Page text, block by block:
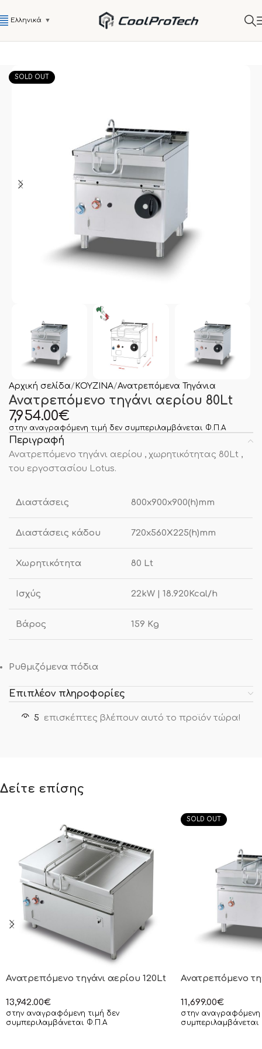
Ελληνικά ▼
SOLD OUT
Αρχική σελίδα ΚΟΥΖΙΝΑ Ανατρεπόμενα Τηγάνια
Ανατρεπόμενο τηγάνι αερίου 80Lt
7,954.00€
στην αναγραφόμενη τιμή δεν συμπεριλαμβάνεται Φ.Π.Α
Περιγραφή
Ανατρεπόμενο τηγάνι αερίου , χωρητικότητας 80Lt ,
του εργοστασίου Lotus.
Διαστάσεις 800x900x900(h)mm
Διαστάσεις κάδου 720x560X225(h)mm
Χωρητικότητα 80 Lt
Ισχύς 22kW | 18.920Kcal/h
Βάρος 159 Κg
Ρυθμιζόμενα πόδια
Επιπλέον πληροφορίες
5 επισκέπτες βλέπουν αυτό το προϊόν τώρα!
Δείτε επίσης
Ανατρεπόμενο τηγάνι αερίου 120Lt
13,942.00€
στην αναγραφόμενη τιμή δεν
συμπεριλαμβάνεται Φ.Π.Α
SOLD OUT
Ανατρεπόμενο
11,699.00€
στην αναγραφόμενη